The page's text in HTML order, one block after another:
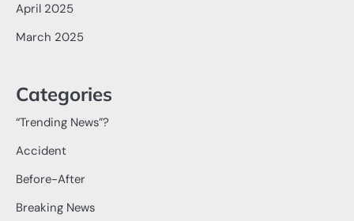
April 2025
March 2025
Categories
“Trending News”?
Accident
Before-After
Breaking News